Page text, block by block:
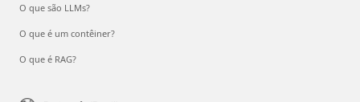
O que são LLMs?
O que é um contêiner?
O que é RAG?